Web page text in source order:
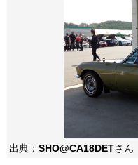
出典： SHO@CA18DETさん